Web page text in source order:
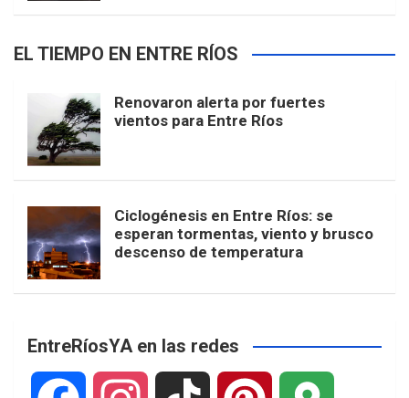
EL TIEMPO EN ENTRE RÍOS
Renovaron alerta por fuertes
vientos para Entre Ríos
Ciclogénesis en Entre Ríos: se
esperan tormentas, viento y brusco
descenso de temperatura
EntreRíosYA en las redes